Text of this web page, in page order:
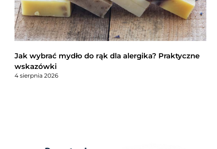
Jak wybrać mydło do rąk dla alergika? Praktyczne
wskazówki
4 sierpnia 2026